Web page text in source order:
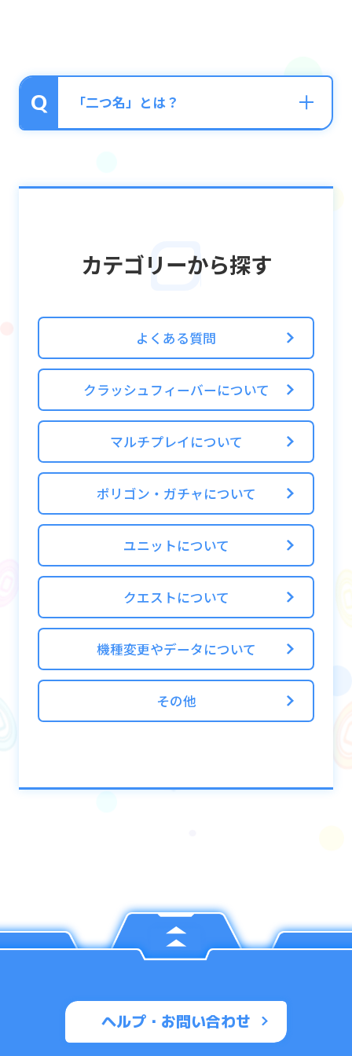
「二つ名」とは？
条件を達成することで獲得できる「二つ名」
条件を達成している場合、ホーム画面のミッ
ションやギフトボックスからお受けとりいた
「二つ名」は「前」「後」で2個まで組み合
わせて設定することができ、一度獲得した
「二つ名」は自由に付け替えることが可能と
なります。
■二つ名について
・「二つ名」の変更はホーム画面右上の「メ
ニュー」→「設定」→「二つ名変更」より行
うことができます。
・「二つ名」には常時開催のミッションや、
期間限定でしか手に入らないものなどがあり
ます。
・「二つ名」は一度獲得すると自由に付け替
えが可能となります。
カテゴリーから探す
よくある質問
クラッシュフィーバーについて
マルチプレイについて
ポリゴン・ガチャについて
ユニットについて
クエストについて
機種変更やデータについて
その他
ヘルプ・お問い合わせ